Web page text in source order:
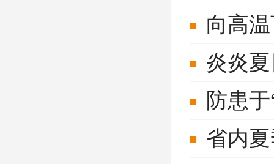
向高
炎炎
防患
省内